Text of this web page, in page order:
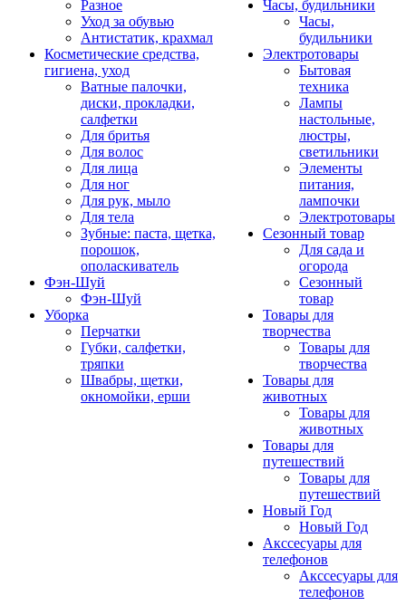
Разное
Уход за обувью
Антистатик, крахмал
Косметические средства,
гигиена, уход
Ватные палочки,
диски, прокладки,
салфетки
Для бритья
Для волос
Для лица
Для ног
Для рук, мыло
Для тела
Зубные: паста, щетка,
порошок,
ополаскиватель
Фэн-Шуй
Фэн-Шуй
Уборка
Перчатки
Губки, салфетки,
тряпки
Швабры, щетки,
окномойки, ерши
Часы, будильники
Часы,
будильники
Электротовары
Бытовая
техника
Лампы
настольные,
люстры,
светильники
Элементы
питания,
лампочки
Электротовары
Сезонный товар
Для сада и
огорода
Сезонный
товар
Товары для
творчества
Товары для
творчества
Товары для
животных
Товары для
животных
Товары для
путешествий
Товары для
путешествий
Новый Год
Новый Год
Акссесуары для
телефонов
Акссесуары для
телефонов